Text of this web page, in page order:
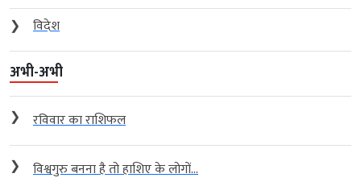
❯
विदेश
अभी-अभी
❯ रविवार का राशिफल
❯ विश्वगुरु बनना है तो हाशिए के लोगों...